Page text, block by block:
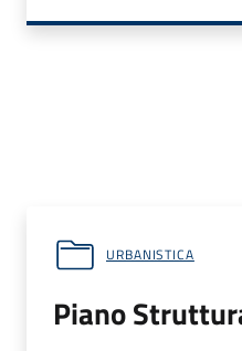
URBANISTICA
Piano